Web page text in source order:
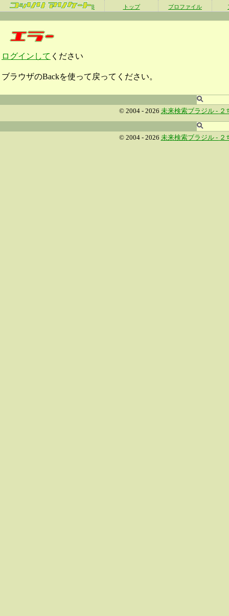
β トップ プロファイル
ログインして ください
ブラウザのBackを使って戻ってください。
© 2004 - 2026 未来検索ブラジル - ２
© 2004 - 2026 未来検索ブラジル - ２